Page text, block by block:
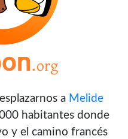
a Melide
habitantes donde
y el camino francés